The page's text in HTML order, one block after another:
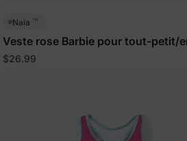
Naia ™
Veste rose Barbie pour tout-petit/
$26.99